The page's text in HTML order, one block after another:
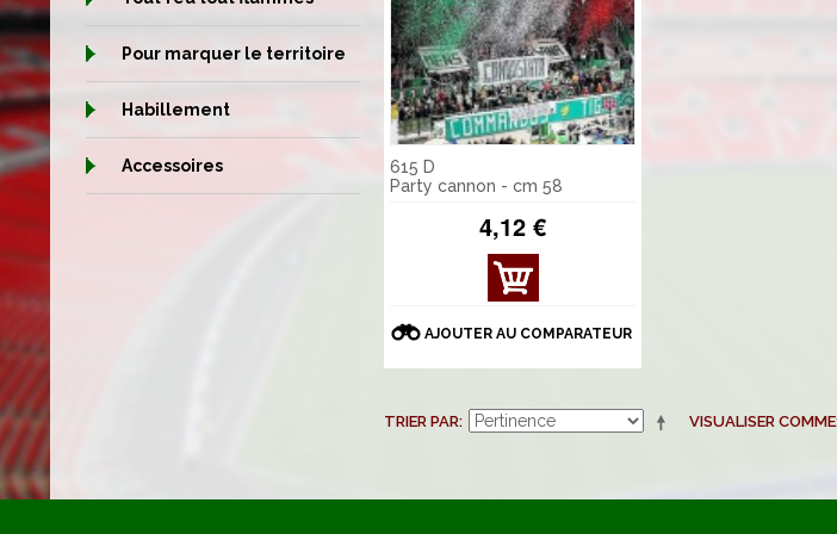
615 D
Party cannon - cm 58
4,12 €
AFFI
CHE
DÉT
AILS
AJOUTER AU COMPARATEUR
VISUALISER COMME
TRIER PAR
Pour marquer le territoire
Habillement
Accessoires